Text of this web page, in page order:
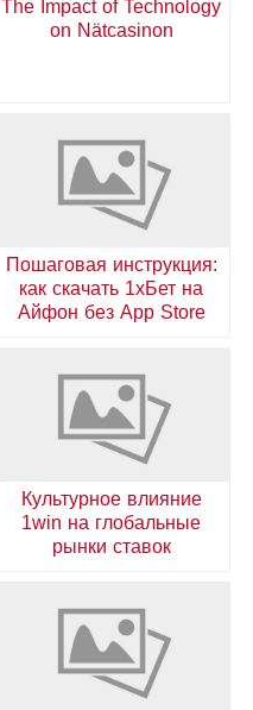
on Nätcasinon
Пошаговая инструкция:
как скачать 1хБет на
Айфон без App Store
Культурное влияние
1win на глобальные
рынки ставок